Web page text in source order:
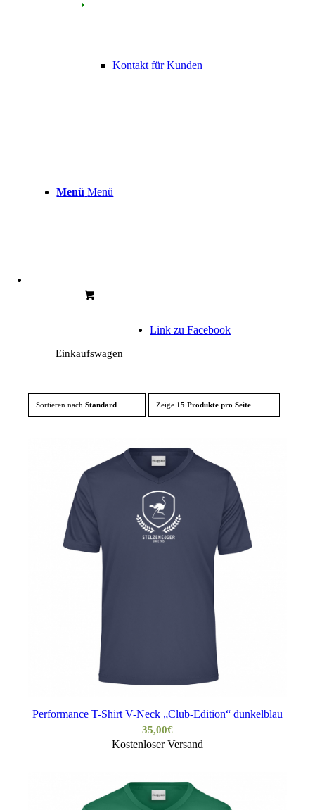
Kontakt für Kunden
Menü Menü
Einkaufswagen
Link zu Facebook
Link zu Instagram
Sortieren nachStandard Zeige 15 Produkte pro Seite
Performance T-Shirt V-Neck „Club-Edition“ dunkelblau
35,00€
Kostenloser Versand